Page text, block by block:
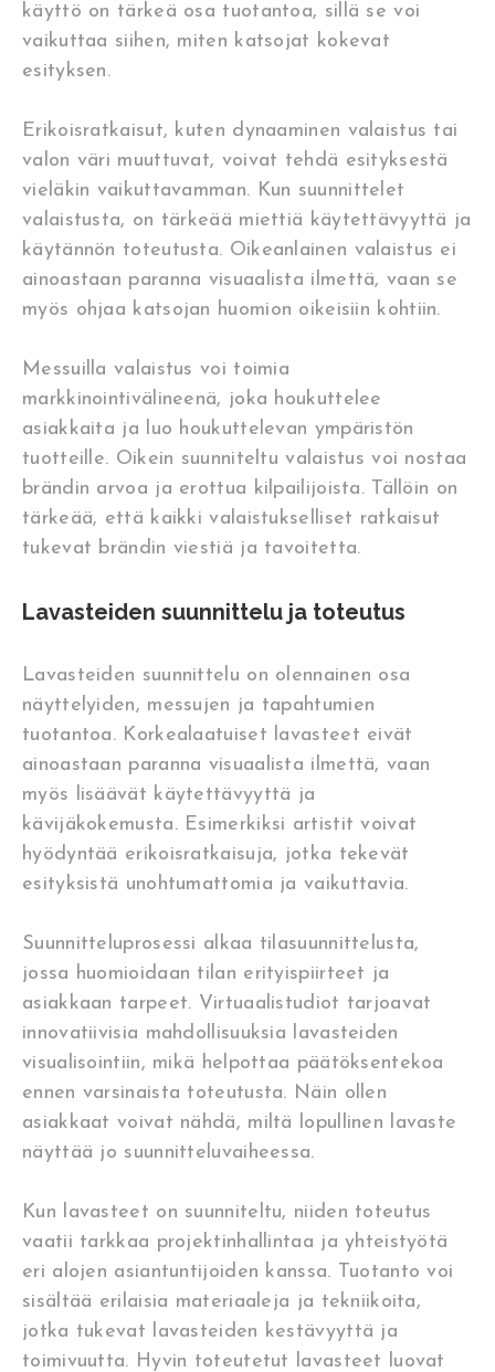
käyttö on tärkeä osa tuotantoa, sillä se voi
vaikuttaa siihen, miten katsojat kokevat
esityksen.
Erikoisratkaisut, kuten dynaaminen valaistus tai
valon väri muuttuvat, voivat tehdä esityksestä
vieläkin vaikuttavamman. Kun suunnittelet
valaistusta, on tärkeää miettiä käytettävyyttä ja
käytännön toteutusta. Oikeanlainen valaistus ei
ainoastaan paranna visuaalista ilmettä, vaan se
myös ohjaa katsojan huomion oikeisiin kohtiin.
Messuilla valaistus voi toimia
markkinointivälineenä, joka houkuttelee
asiakkaita ja luo houkuttelevan ympäristön
tuotteille. Oikein suunniteltu valaistus voi nostaa
brändin arvoa ja erottua kilpailijoista. Tällöin on
tärkeää, että kaikki valaistukselliset ratkaisut
tukevat brändin viestiä ja tavoitetta.
Lavasteiden suunnittelu ja toteutus
Lavasteiden suunnittelu on olennainen osa
näyttelyiden, messujen ja tapahtumien
tuotantoa. Korkealaatuiset lavasteet eivät
ainoastaan paranna visuaalista ilmettä, vaan
myös lisäävät käytettävyyttä ja
kävijäkokemusta. Esimerkiksi artistit voivat
hyödyntää erikoisratkaisuja, jotka tekevät
esityksistä unohtumattomia ja vaikuttavia.
Suunnitteluprosessi alkaa tilasuunnittelusta,
jossa huomioidaan tilan erityispiirteet ja
asiakkaan tarpeet. Virtuaalistudiot tarjoavat
innovatiivisia mahdollisuuksia lavasteiden
visualisointiin, mikä helpottaa päätöksentekoa
ennen varsinaista toteutusta. Näin ollen
asiakkaat voivat nähdä, miltä lopullinen lavaste
näyttää jo suunnitteluvaiheessa.
Kun lavasteet on suunniteltu, niiden toteutus
vaatii tarkkaa projektinhallintaa ja yhteistyötä
eri alojen asiantuntijoiden kanssa. Tuotanto voi
sisältää erilaisia materiaaleja ja tekniikoita,
jotka tukevat lavasteiden kestävyyttä ja
toimivuutta. Hyvin toteutetut lavasteet luovat